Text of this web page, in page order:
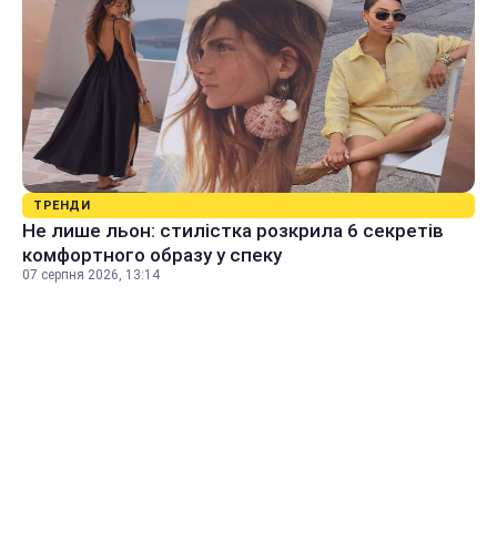
ТРЕНДИ
Не лише льон: стилістка розкрила 6 секретів
комфортного образу у спеку
07 серпня 2026, 13:14